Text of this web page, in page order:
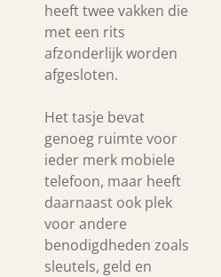
heeft twee vakken die
met een rits
afzonderlijk worden
afgesloten.
Het tasje bevat
genoeg ruimte voor
ieder merk mobiele
telefoon, maar heeft
daarnaast ook plek
voor andere
benodigdheden zoals
sleutels, geld en